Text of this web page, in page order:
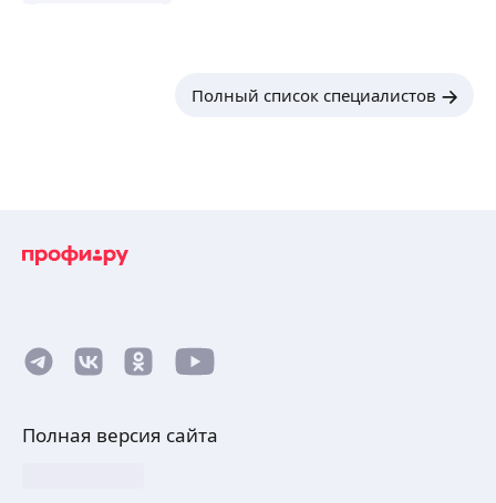
Полный список специалистов
Полная версия сайта